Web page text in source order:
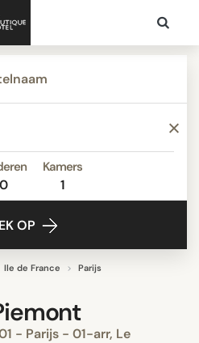
0
Kamers
1
OP
Ile de France
Parijs
- Parijs - 01-arr, Le